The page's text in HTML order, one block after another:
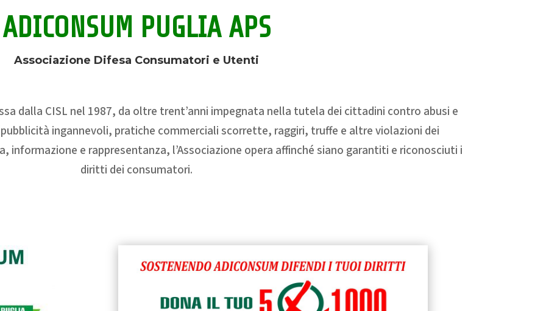
ADICONSUM PUGLIA APS
Associazione Difesa Consumatori e Utenti
dalla CISL nel 1987, da oltre trent’anni impegnata nella tutela dei cittadini contro abusi e
ingannevoli, pratiche commerciali scorrette, raggiri, truffe e altre violazioni dei
e rappresentanza, l’Associazione opera affinché siano garantiti e riconosciuti i
diritti dei consumatori.